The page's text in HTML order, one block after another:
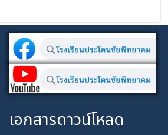
เอกสารดาวน์โหลด